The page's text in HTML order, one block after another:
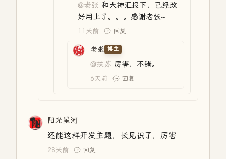
@老张 和大神汇报下，已经改
好用上了。。。感谢老张~
11天前 回复
老张 博主
@扶苏 厉害，不错。
6天前 回复
阳光星河
还能这样开发主题，长见识了，厉害
28天前 回复